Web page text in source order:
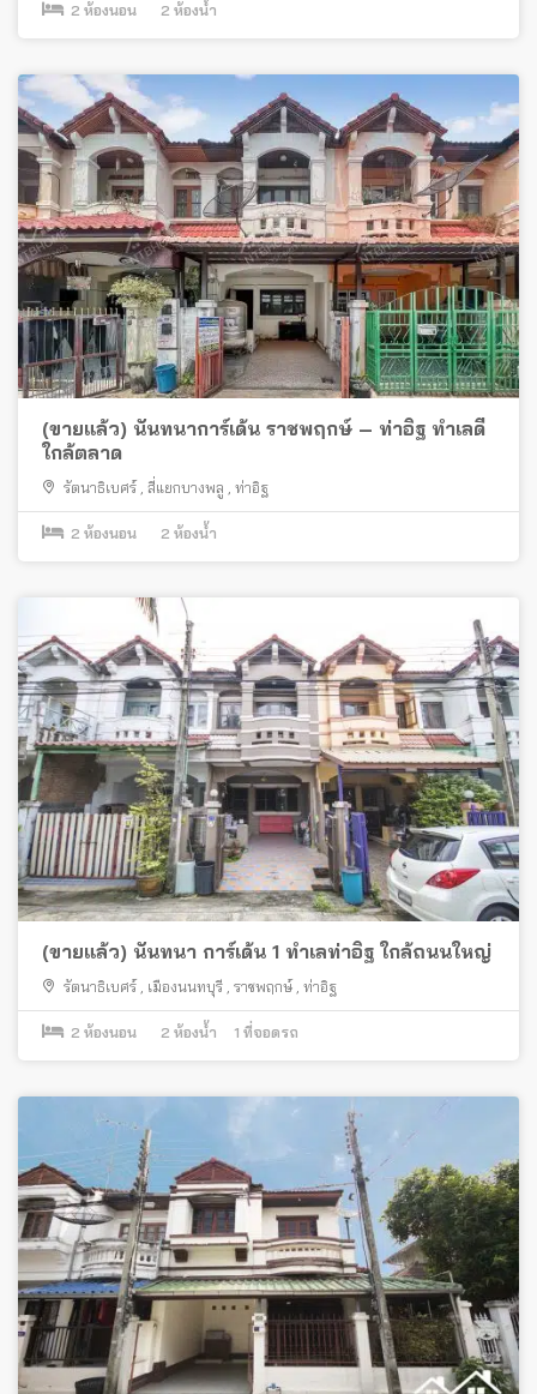
2 ห้องนอน 2 ห้องน้ำ
(ขายแล้ว) นันทนาการ์เด้น ราชพฤกษ์ – ท่าอิฐ ทำเลดี
ใกล้ตลาด
รัตนาธิเบศร์ , สี่แยกบางพลู , ท่าอิฐ
2 ห้องนอน 2 ห้องน้ำ
(ขายแล้ว) นันทนา การ์เด้น 1 ทำเลท่าอิฐ ใกล้ถนนใหญ่
รัตนาธิเบศร์ , เมืองนนทบุรี , ราชพฤกษ์ , ท่าอิฐ
2 ห้องนอน 2 ห้องน้ำ 1 ที่จอดรถ